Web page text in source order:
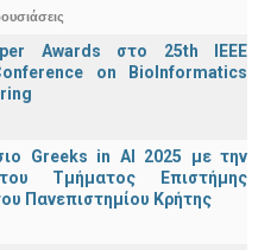
Awards στο 25th IEEE
on BioInformatics
Greeks in AI 2025 με την
Τμήματος Επιστήμης
Πανεπιστημίου Κρήτης